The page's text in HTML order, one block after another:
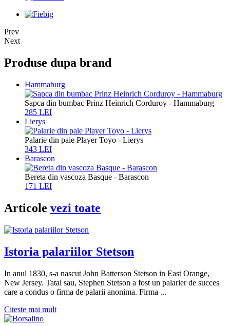
Prev
Next
Produse dupa brand
Hammaburg
Sapca din bumbac Prinz Heinrich Corduroy - Hammaburg
285 LEI
Lierys
Palarie din paie Player Toyo - Lierys
343 LEI
Barascon
Bereta din vascoza Basque - Barascon
171 LEI
Articole vezi toate
Istoria palariilor Stetson
In anul 1830, s-a nascut John Batterson Stetson in East Orange,
New Jersey. Tatal sau, Stephen Stetson a fost un palarier de succes
care a condus o firma de palarii anonima. Firma ...
Citeste mai mult